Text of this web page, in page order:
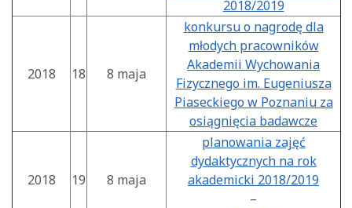
2018/2019
2018 18 8 maja
konkursu o nagrodę dla
młodych pracowników
Akademii Wychowania
Fizycznego im. Eugeniusza
Piaseckiego w Poznaniu za
osiągnięcia badawcze
2018 19 8 maja
planowania zajęć
dydaktycznych na rok
akademicki 2018/2019
–